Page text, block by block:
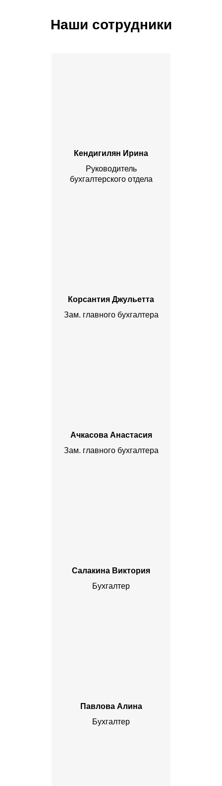
Наши сотрудники
Кендигилян Ирина
Руководитель
бухгалтерского отдела
Корсантия Джульетта
Зам. главного бухгалтера
Ачкасова Анастасия
Зам. главного бухгалтера
Салакина Виктория
Бухгалтер
Павлова Алина
Бухгалтер